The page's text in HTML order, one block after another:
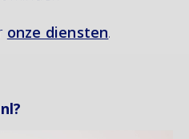
onze diensten.